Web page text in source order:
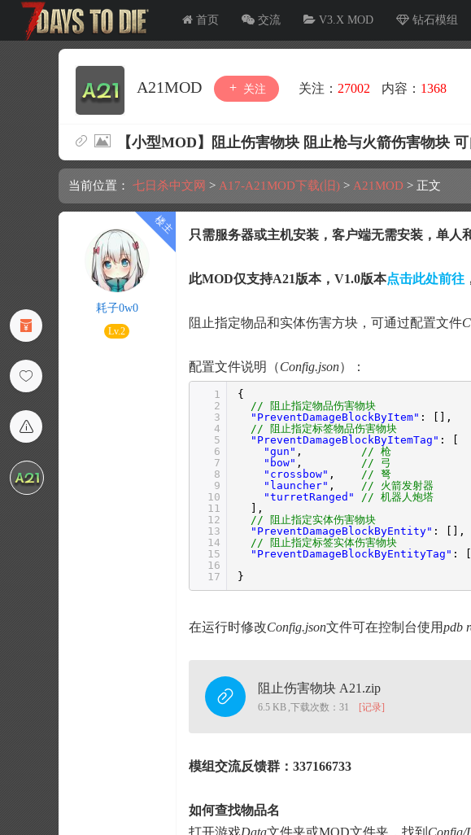
首页 交流 V3.X MOD 钻石模组
A21MOD 关注 关注： 27002 内容： 1368
【小型MOD】阻止伤害物块 阻止枪与火箭伤害物块
当前位置： 七日杀中文网 > A17-A21MOD下载(旧) > A21MOD > 正文
耗子0w0
Lv.2
只需服务器或主机安装，客户端无需安装，单人
此MOD仅支持A21版本，V1.0版本点击此处前往
阻止指定物品和实体伤害方块，可通过配置文件
配置文件说明（Config.json）：
1
2
3
4
5
6
7
8
9
10
11
12
13
14
15
16
17
{
// 阻止指定物品伤害物块
"PreventDamageBlockByItem" : [],
// 阻止指定标签物品伤害物块
"PreventDamageBlockByItemTag" : [
"gun" ,
// 枪
"bow" ,
// 弓
"crossbow" ,
// 弩
"launcher" ,
// 火箭发射器
"turretRanged"
// 机器人炮塔
],
// 阻止指定实体伤害物块
"PreventDamageBlockByEntity" : [],
// 阻止指定标签实体伤害物块
"PreventDamageBlockByEntityTag" :
}
在运行时修改Config.json文件可在控制台使用pdb
阻止伤害物块 A21.zip
6.5 KB ,下载次数：31 [记录]
模组交流反馈群： 337166733
如何查找物品名
打开游戏Data文件夹或MOD文件夹，找到 Config/